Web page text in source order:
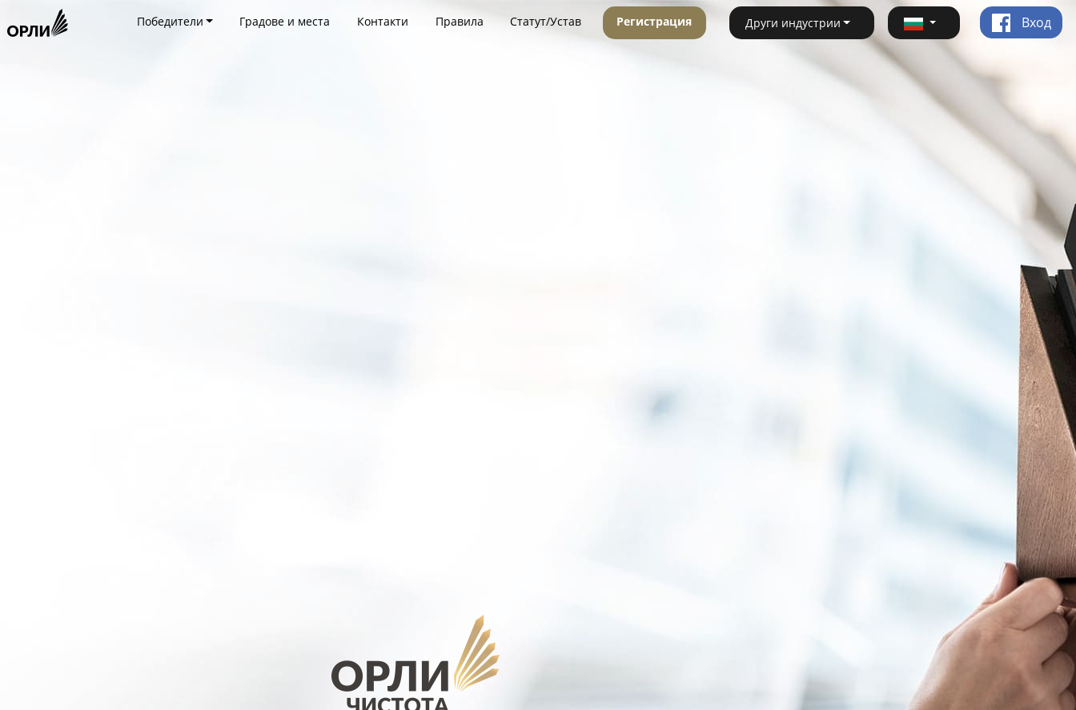
Победители Градове и места Контакти Правила Статут/Устав Регистрация Други индустрии Вход